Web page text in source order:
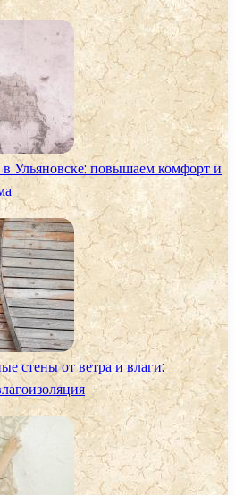
Ульяновске: повышаем комфорт и
стены от ветра и влаги: